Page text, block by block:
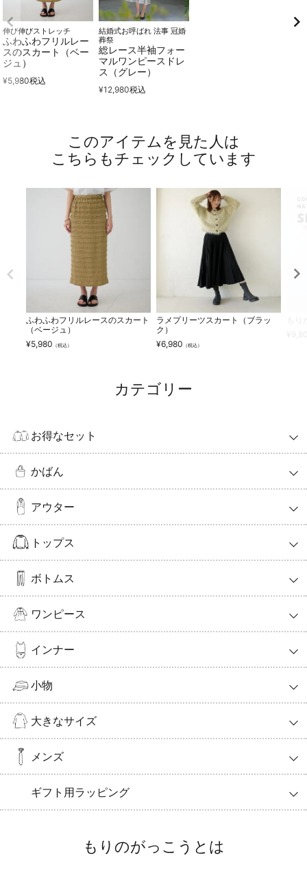
伸び伸びストレッチ
ふわふわフリルレー
スのスカート（ベー
ジュ）
¥5,980税込
結婚式お呼ばれ 法事 冠婚
葬祭
総レース半袖フォー
マルワンピースドレ
ス（グレー）
¥12,980税込
このアイテムを見た人は
こちらもチェックしています
ふわふわフリルレースのスカート
（ベージュ）
¥5,980 （税込）
ラメプリーツスカート（ブラッ
ク）
¥6,980 （税込）
カテゴリー
お得なセット
かばん
アウター
トップス
ボトムス
ワンピース
インナー
小物
大きなサイズ
メンズ
ギフト用ラッピング
もりのがっこうとは